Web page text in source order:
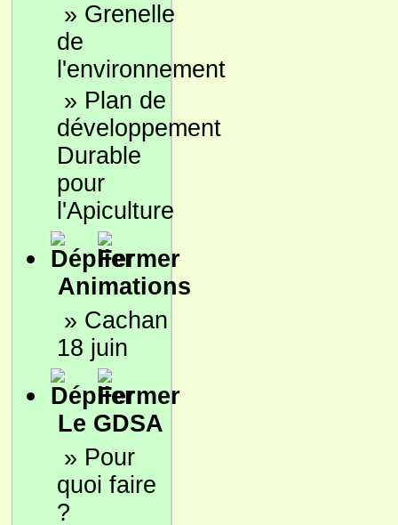
» Grenelle
de
l'environnement
» Plan de
développement
Durable
pour
l'Apiculture
Animations
» Cachan
18 juin
Le GDSA
» Pour
quoi faire
?